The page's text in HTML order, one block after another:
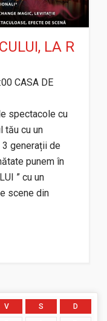
LA R
CASA DE
spectacole cu
tău cu un
3 generații de
punem în
” cu un
scene din
V S D